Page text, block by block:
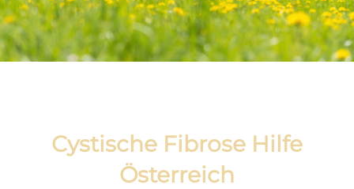
Cystische Fibrose Hilfe
Österreich